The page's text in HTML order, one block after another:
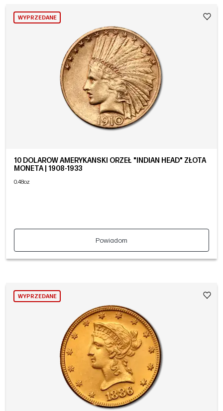
WYPRZEDANE
10 DOLARÓW AMERYKAŃSKI ORZEŁ "INDIAN HEAD" ZŁOTA
MONETA | 1908-1933
0.48oz
Powiadom
WYPRZEDANE